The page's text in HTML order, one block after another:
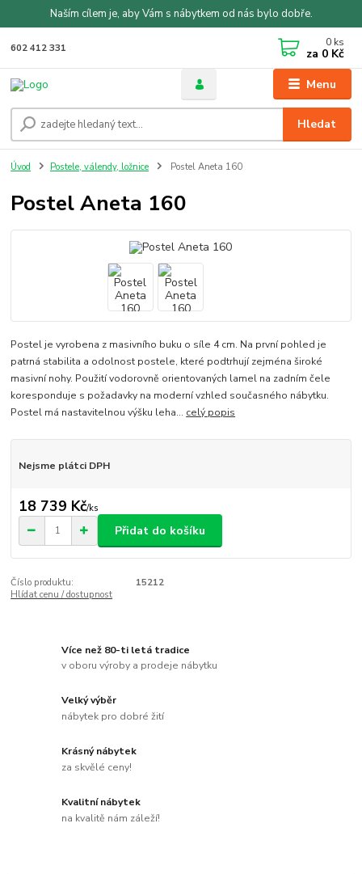
Naším cílem je, aby Vám s nábytkem od nás bylo dobře.
Menu
Hledat
602 412 331 0 ks
za 0 Kč
Úvod Postele, válendy, ložnice Postel Aneta 160
Postel Aneta 160
Postel je vyrobena z masivního buku o síle 4 cm. Na první pohled je
patrná stabilita a odolnost postele, které podtrhují zejména široké
masivní nohy. Použití vodorovně orientovaných lamel na zadním čele
koresponduje s požadavky na moderní vzhled současného nábytku.
Postel má nastavitelnou výšku leha... celý popis
Nejsme plátci DPH
18 739 Kč/ks
Přidat do košíku
Číslo produktu:
15212
Hlídat cenu / dostupnost
Více než 80-ti letá tradice
v oboru výroby a prodeje nábytku
Velký výběr
nábytek pro dobré žití
Krásný nábytek
za skvělé ceny!
Kvalitní nábytek
na kvalitě nám záleží!